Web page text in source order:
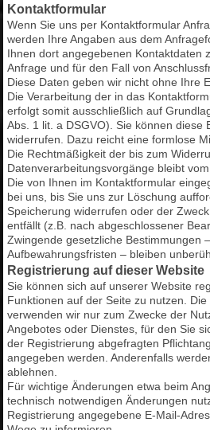
Kontaktformular
Wenn Sie uns per Kontaktformular
werden Ihre Angaben aus dem
Ihnen dort angegebenen Kontaktdaten
Anfrage und für den Fall von
Diese Daten geben wir nicht ohne Ihre
Die Verarbeitung der in das
erfolgt somit ausschließlich auf
Abs. 1 lit. a DSGVO). Sie können diese
widerrufen. Dazu reicht eine formlose
Die Rechtmäßigkeit der bis zum
Datenverarbeitungsvorgänge bleibt
Die von Ihnen im Kontaktformular
bei uns, bis Sie uns zur Löschung
Speicherung widerrufen oder der
entfällt (z.B. nach abgeschlossener
Zwingende gesetzliche Bestimmungen
Aufbewahrungsfristen – bleiben
Registrierung auf dieser Website
Sie können sich auf unserer Website
Funktionen auf der Seite zu nutzen.
verwenden wir nur zum Zwecke der
Angebotes oder Dienstes, für den Sie
der Registrierung abgefragten
angegeben werden. Anderenfalls
ablehnen.
Für wichtige Änderungen etwa beim
technisch notwendigen Änderungen
Registrierung angegebene E-Mail-